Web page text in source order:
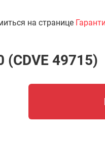
на странице
49715)